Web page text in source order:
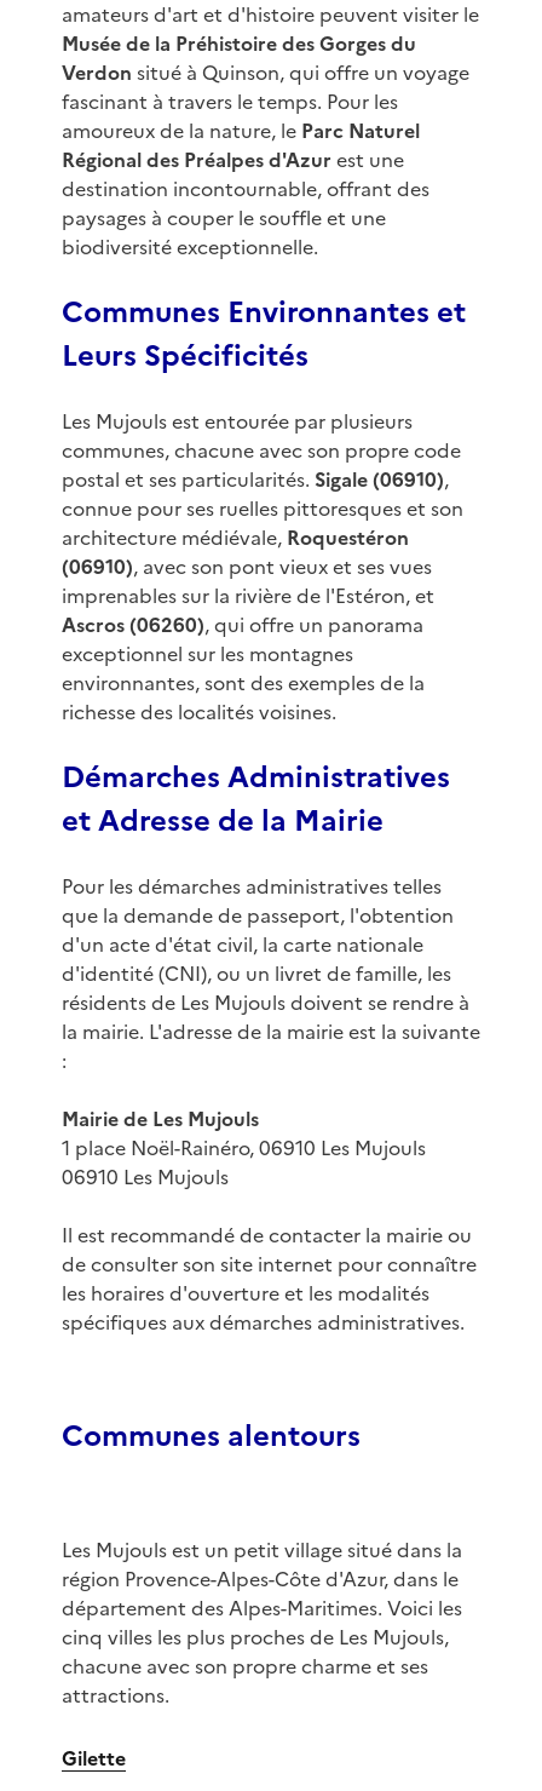
amateurs d'art et d'histoire peuvent visiter le
Musée de la Préhistoire des Gorges du
Verdon situé à Quinson, qui offre un voyage
fascinant à travers le temps. Pour les
amoureux de la nature, le Parc Naturel
Régional des Préalpes d'Azur est une
destination incontournable, offrant des
paysages à couper le souffle et une
biodiversité exceptionnelle.
Communes Environnantes et
Leurs Spécificités
Les Mujouls est entourée par plusieurs
communes, chacune avec son propre code
postal et ses particularités. Sigale (06910),
connue pour ses ruelles pittoresques et son
architecture médiévale, Roquestéron
(06910), avec son pont vieux et ses vues
imprenables sur la rivière de l'Estéron, et
Ascros (06260), qui offre un panorama
exceptionnel sur les montagnes
environnantes, sont des exemples de la
richesse des localités voisines.
Démarches Administratives
et Adresse de la Mairie
Pour les démarches administratives telles
que la demande de passeport, l'obtention
d'un acte d'état civil, la carte nationale
d'identité (CNI), ou un livret de famille, les
résidents de Les Mujouls doivent se rendre à
la mairie. L'adresse de la mairie est la suivante
:
Mairie de Les Mujouls
1 place Noël-Rainéro, 06910 Les Mujouls
06910 Les Mujouls
Il est recommandé de contacter la mairie ou
de consulter son site internet pour connaître
les horaires d'ouverture et les modalités
spécifiques aux démarches administratives.
Communes alentours
Les Mujouls est un petit village situé dans la
région Provence-Alpes-Côte d'Azur, dans le
département des Alpes-Maritimes. Voici les
cinq villes les plus proches de Les Mujouls,
chacune avec son propre charme et ses
attractions.
Gilette